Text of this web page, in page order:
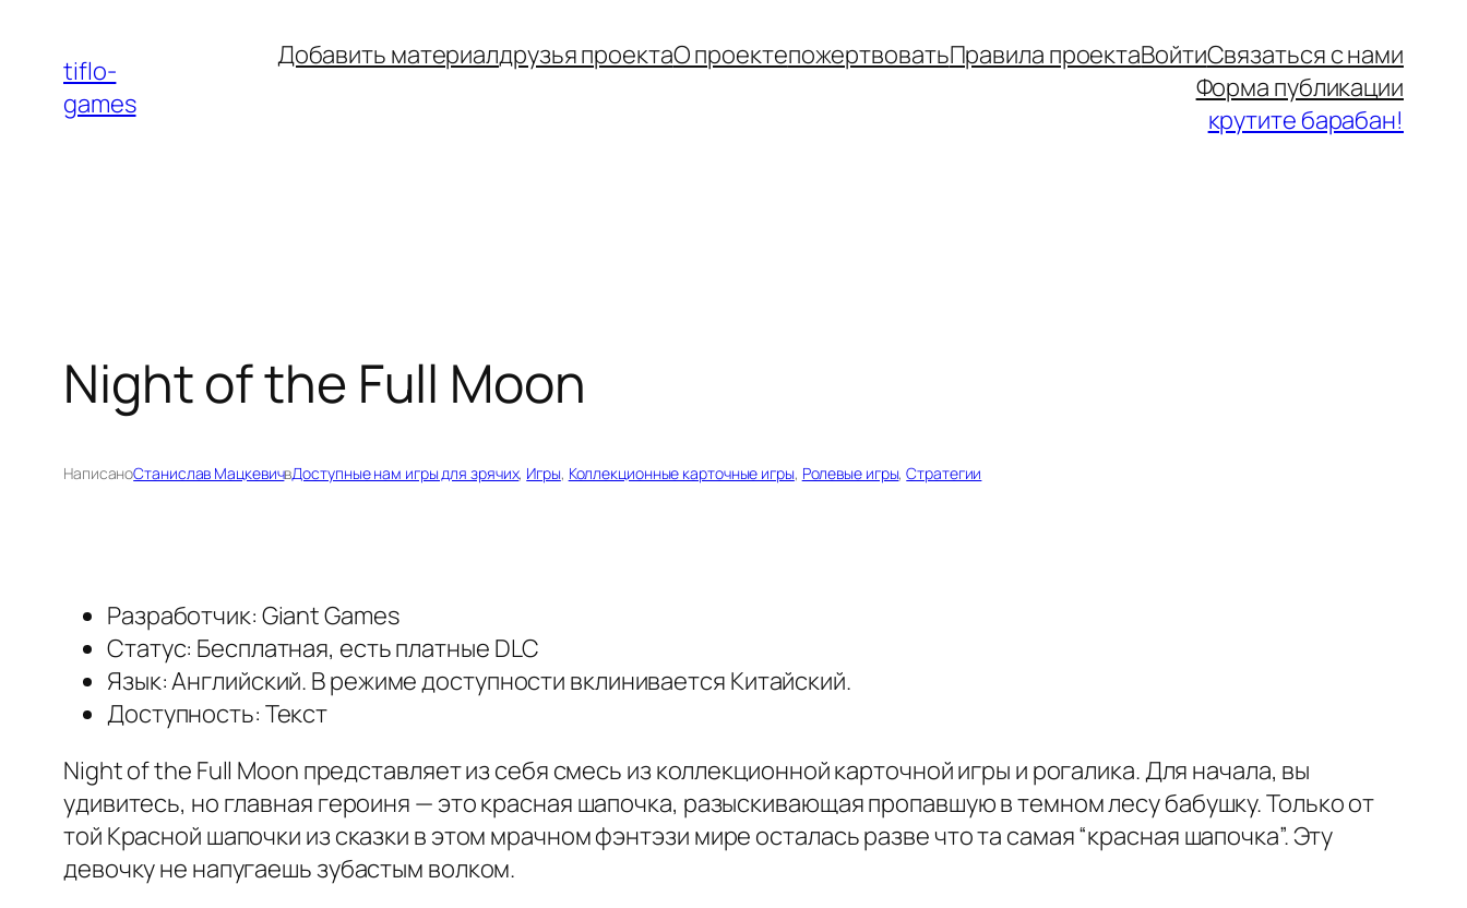
содержимому
tiflo-
games
Добавить материалдрузья проектаО проектепожертвоватьПравила проектаВойтиСвязаться с нами
Форма публикации
крутите барабан!
Night of the Full Moon
НаписаноСтанислав МацкевичвДоступные нам игры для зрячих, Игры, Коллекционные карточные игры, Ролевые игры, Стратегии
Разработчик: Giant Games
Статус: Бесплатная, есть платные DLC
Язык: Английский. В режиме доступности вклинивается Китайский.
Доступность: Текст
Night of the Full Moon представляет из себя смесь из коллекционной карточной игры и рогалика. Для начала, вы
удивитесь, но главная героиня — это красная шапочка, разыскивающая пропавшую в темном лесу бабушку. Только от
той Красной шапочки из сказки в этом мрачном фэнтэзи мире осталась разве что та самая “красная шапочка”. Эту
девочку не напугаешь зубастым волком.